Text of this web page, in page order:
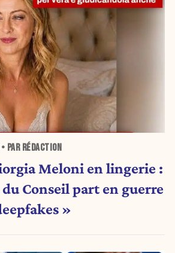
PAR RÉDACTION
Meloni en lingerie :
Conseil part en guerre
»